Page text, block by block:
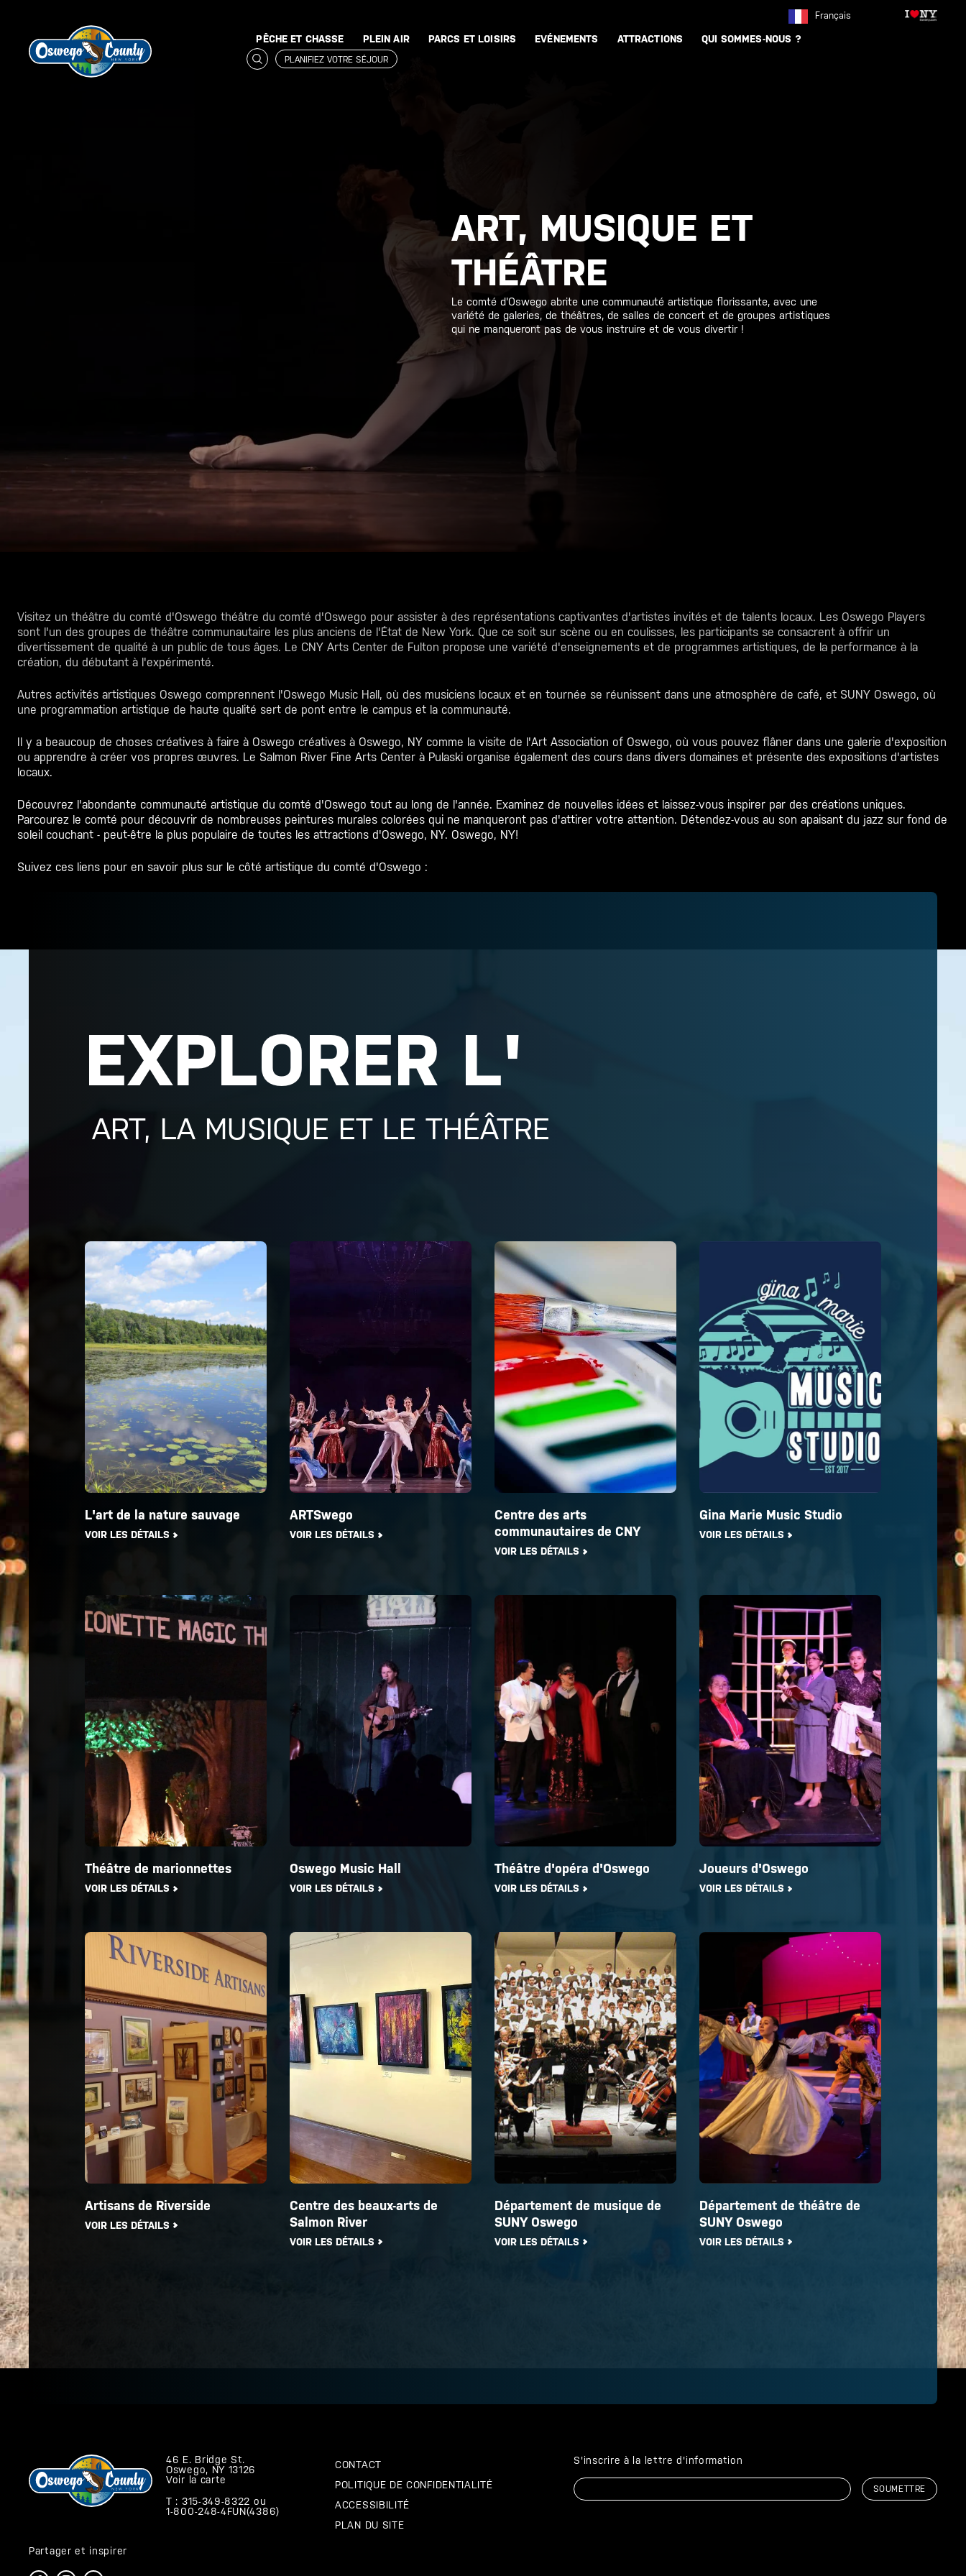
Français
PÊCHE ET CHASSE PLEIN AIR PARCS ET LOISIRS EVÉNEMENTS ATTRACTIONS QUI SOMMES-NOUS ?
PLANIFIEZ VOTRE SÉJOUR
ART, MUSIQUE ET
THÉÂTRE
Le comté d'Oswego abrite une communauté artistique florissante, avec une
variété de galeries, de théâtres, de salles de concert et de groupes artistiques
qui ne manqueront pas de vous instruire et de vous divertir !
Visitez un théâtre du comté d'Oswego théâtre du comté d'Oswego pour assister à des représentations captivantes d'artistes invités et de talents locaux. Les Oswego Players
sont l'un des groupes de théâtre communautaire les plus anciens de l'État de New York. Que ce soit sur scène ou en coulisses, les participants se consacrent à offrir un
divertissement de qualité à un public de tous âges. Le CNY Arts Center de Fulton propose une variété d'enseignements et de programmes artistiques, de la performance à la
création, du débutant à l'expérimenté.
Autres activités artistiques Oswego comprennent l'Oswego Music Hall, où des musiciens locaux et en tournée se réunissent dans une atmosphère de café, et SUNY Oswego, où
une programmation artistique de haute qualité sert de pont entre le campus et la communauté.
Il y a beaucoup de choses créatives à faire à Oswego créatives à Oswego, NY comme la visite de l'Art Association of Oswego, où vous pouvez flâner dans une galerie d'exposition
ou apprendre à créer vos propres œuvres. Le Salmon River Fine Arts Center à Pulaski organise également des cours dans divers domaines et présente des expositions d'artistes
locaux.
Découvrez l'abondante communauté artistique du comté d'Oswego tout au long de l'année. Examinez de nouvelles idées et laissez-vous inspirer par des créations uniques.
Parcourez le comté pour découvrir de nombreuses peintures murales colorées qui ne manqueront pas d'attirer votre attention. Détendez-vous au son apaisant du jazz sur fond de
soleil couchant - peut-être la plus populaire de toutes les attractions d'Oswego, NY. Oswego, NY!
Suivez ces liens pour en savoir plus sur le côté artistique du comté d'Oswego :
EXPLORER L'
ART, LA MUSIQUE ET LE THÉÂTRE
L'art de la nature sauvage
VOIR LES DÉTAILS
ARTSwego
VOIR LES DÉTAILS
Centre des arts
communautaires de CNY
VOIR LES DÉTAILS
Gina Marie Music Studio
VOIR LES DÉTAILS
Théâtre de marionnettes
VOIR LES DÉTAILS
Oswego Music Hall
VOIR LES DÉTAILS
Théâtre d'opéra d'Oswego
VOIR LES DÉTAILS
Joueurs d'Oswego
VOIR LES DÉTAILS
Artisans de Riverside
VOIR LES DÉTAILS
Centre des beaux-arts de
Salmon River
VOIR LES DÉTAILS
Département de musique de
SUNY Oswego
VOIR LES DÉTAILS
Département de théâtre de
SUNY Oswego
VOIR LES DÉTAILS
46 E. Bridge St.
Oswego, NY 13126
Voir la carte
T : 315-349-8322 ou
1-800-248-4FUN(4386)
CONTACT
POLITIQUE DE CONFIDENTIALITÉ
ACCESSIBILITÉ
PLAN DU SITE
S'inscrire à la lettre d'information
Courriel
Partager et inspirer